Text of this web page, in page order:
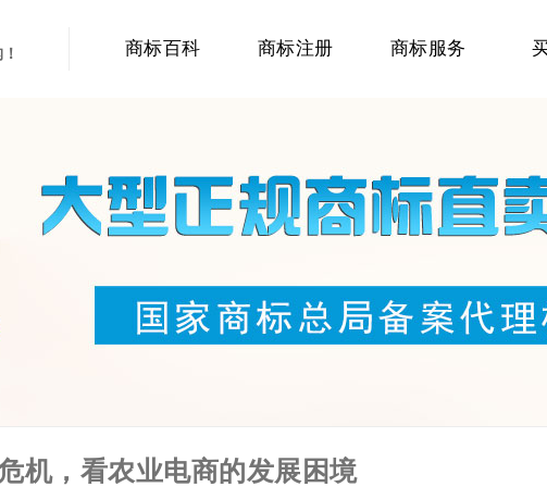
商标百科 商标注册 商标服务
机，看农业电商的发展困境